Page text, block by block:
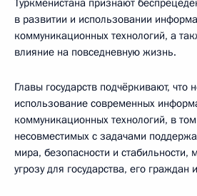
Туркменистана признают
в развитии и использовании
коммуникационных технологий, а
влияние на повседневную жизнь.
Главы государств подчёркивают, что
использование современных
коммуникационных технологий, в
несовместимых с задачами
мира, безопасности и стабильности,
угрозу для государства, его